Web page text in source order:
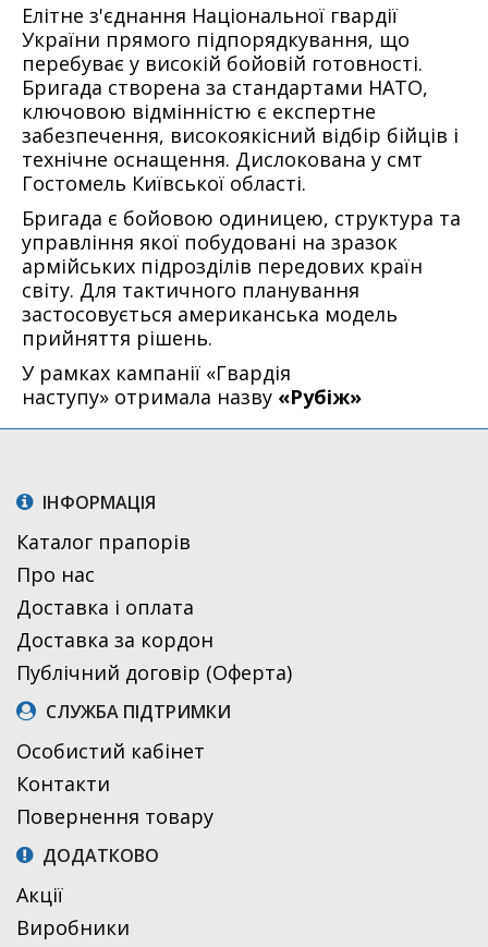
Елітне з'єднання Національної гвардії
України прямого підпорядкування, що
перебуває у високій бойовій готовності.
Бригада створена за стандартами НАТО,
ключовою відмінністю є експертне
забезпечення, високоякісний відбір бійців і
технічне оснащення. Дислокована у смт
Гостомель Київської області.
Бригада є бойовою одиницею, структура та
управління якої побудовані на зразок
армійських підрозділів передових країн
світу. Для тактичного планування
застосовується американська модель
прийняття рішень.
У рамках кампанії «Гвардія
наступу» отримала назву «Рубіж»
ІНФОРМАЦІЯ
Каталог прапорів
Про нас
Доставка і оплата
Доставка за кордон
Публічний договір (Оферта)
СЛУЖБА ПІДТРИМКИ
Особистий кабінет
Контакти
Повернення товару
ДОДАТКОВО
Акції
Виробники